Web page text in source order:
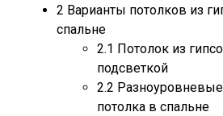
2 Варианты потолков из
спальне
2.1 Потолок из
подсветкой
2.2
потолка в спальне